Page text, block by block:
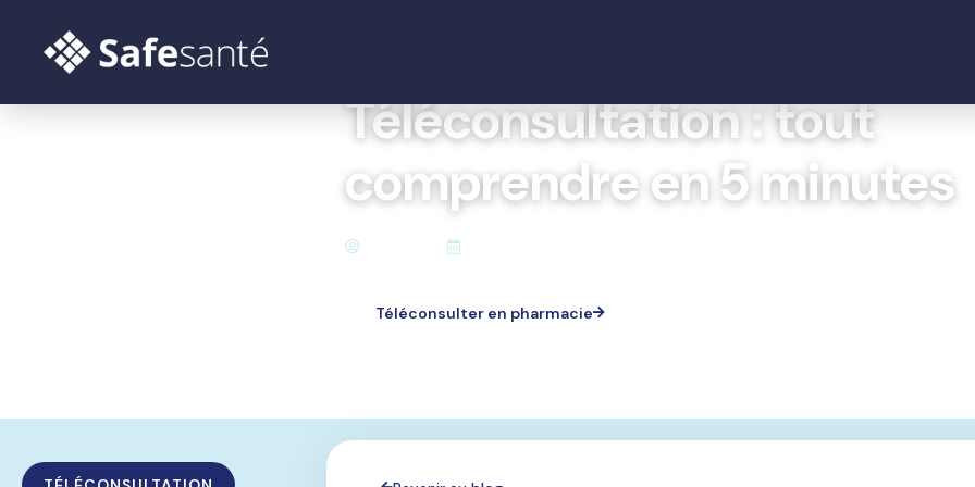
Téléconsultation : tout
comprendre en 5 minutes
Téléconsulter en pharmacie